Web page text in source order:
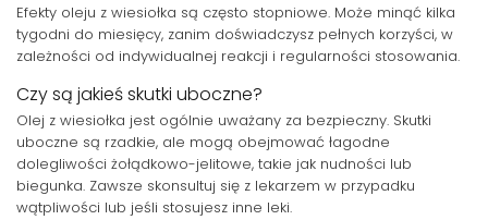
Efekty oleju z wiesiołka są często stopniowe. Może minąć kilka
tygodni do miesięcy, zanim doświadczysz pełnych korzyści, w
zależności od indywidualnej reakcji i regularności stosowania.
Czy są jakieś skutki uboczne?
Olej z wiesiołka jest ogólnie uważany za bezpieczny. Skutki
uboczne są rzadkie, ale mogą obejmować łagodne
dolegliwości żołądkowo-jelitowe, takie jak nudności lub
biegunka. Zawsze skonsultuj się z lekarzem w przypadku
wątpliwości lub jeśli stosujesz inne leki.